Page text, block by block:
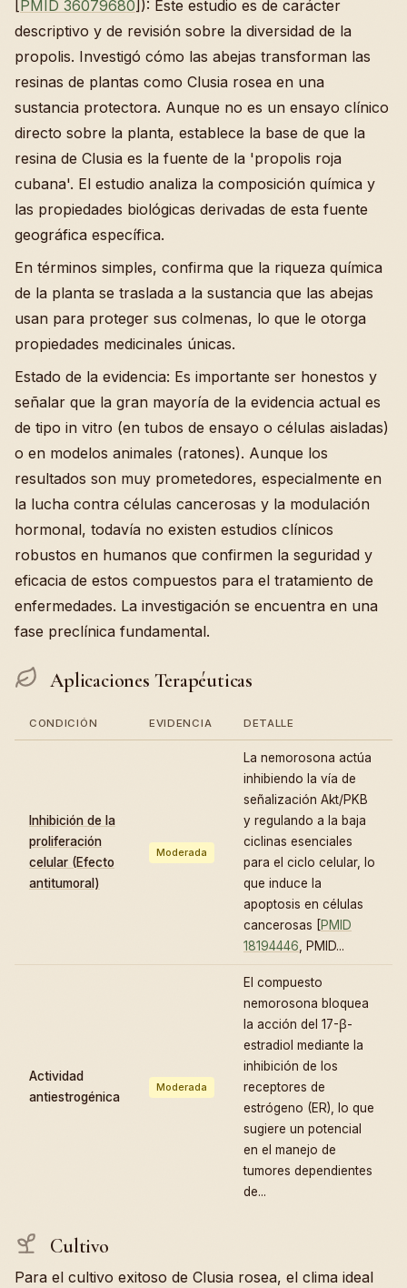
PMID 36079680 ]): Este estudio es de carácter
descriptivo y de revisión sobre la diversidad de la
propolis. Investigó cómo las abejas transforman las
resinas de plantas como Clusia rosea en una
sustancia protectora. Aunque no es un ensayo clínico
directo sobre la planta, establece la base de que la
resina de Clusia es la fuente de la 'propolis roja
cubana'. El estudio analiza la composición química y
las propiedades biológicas derivadas de esta fuente
geográfica específica.
En términos simples, confirma que la riqueza química
de la planta se traslada a la sustancia que las abejas
usan para proteger sus colmenas, lo que le otorga
propiedades medicinales únicas.
Estado de la evidencia: Es importante ser honestos y
señalar que la gran mayoría de la evidencia actual es
de tipo in vitro (en tubos de ensayo o células aisladas)
o en modelos animales (ratones). Aunque los
resultados son muy prometedores, especialmente en
la lucha contra células cancerosas y la modulación
hormonal, todavía no existen estudios clínicos
robustos en humanos que confirmen la seguridad y
eficacia de estos compuestos para el tratamiento de
enfermedades. La investigación se encuentra en una
fase preclínica fundamental.
Aplicaciones Terapéuticas
CONDICIÓN EVIDENCIA DETALLE
Inhibición de la
proliferación
celular (Efecto
antitumoral)
Moderada
La nemorosona actúa
inhibiendo la vía de
señalización Akt/PKB
y regulando a la baja
ciclinas esenciales
para el ciclo celular, lo
que induce la
apoptosis en células
cancerosas [PMID
18194446 , PMID...
Actividad
antiestrogénica
Moderada
El compuesto
nemorosona bloquea
la acción del 17-β-
estradiol mediante la
inhibición de los
receptores de
estrógeno (ER), lo que
sugiere un potencial
en el manejo de
tumores dependientes
de...
Cultivo
Para el cultivo exitoso de Clusia rosea, el clima ideal